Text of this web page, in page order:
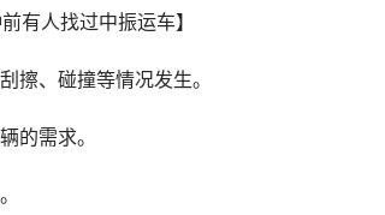
擦、碰撞等情况发生。
的需求。